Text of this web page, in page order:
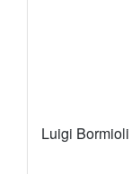
Luigi